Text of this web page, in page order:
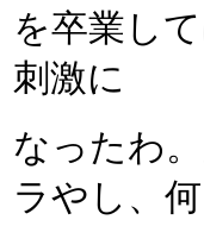
を卒業し
刺激に
なったわ
ラやし、